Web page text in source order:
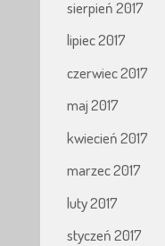
sierpień 2017
lipiec 2017
czerwiec 2017
maj 2017
kwiecień 2017
marzec 2017
luty 2017
styczeń 2017